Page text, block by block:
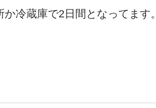
冷蔵庫で2日間となってます。